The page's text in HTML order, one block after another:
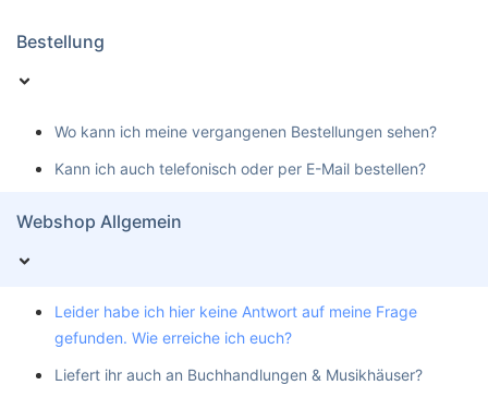
Bestellung
Wo kann ich meine vergangenen Bestellungen sehen?
Kann ich auch telefonisch oder per E-Mail bestellen?
Webshop Allgemein
Leider habe ich hier keine Antwort auf meine Frage
gefunden. Wie erreiche ich euch?
Liefert ihr auch an Buchhandlungen & Musikhäuser?